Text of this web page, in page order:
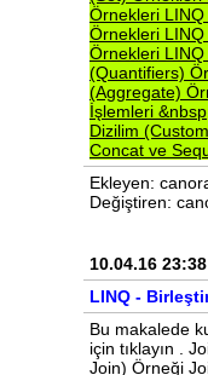
Örnekleri LINQ
Örnekleri LINQ
Örnekleri LINQ
(Quantifiers)
(Aggregate)
İşlemleri
Dizilim (Custom
Concat ve
Ekleyen:
Değiştiren:
10.04.16 23:38
LINQ -
Bu makalede
için tıklayın .
Join) Örneği